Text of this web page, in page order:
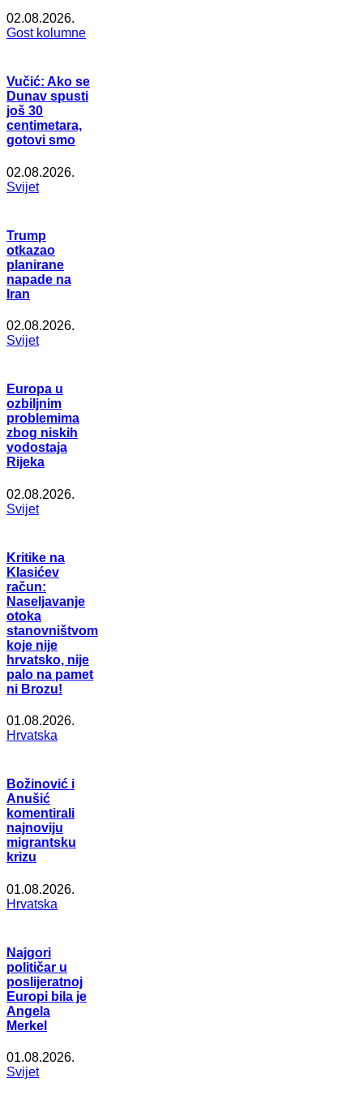
02.08.2026.
Gost kolumne
Vučić: Ako se
Dunav spusti
još 30
centimetara,
gotovi smo
02.08.2026.
Svijet
Trump
otkazao
planirane
napade na
Iran
02.08.2026.
Svijet
Europa u
ozbiljnim
problemima
zbog niskih
vodostaja
Rijeka
02.08.2026.
Svijet
Kritike na
Klasićev
račun:
Naseljavanje
otoka
stanovništvom
koje nije
hrvatsko, nije
palo na pamet
ni Brozu!
01.08.2026.
Hrvatska
Božinović i
Anušić
komentirali
najnoviju
migrantsku
krizu
01.08.2026.
Hrvatska
Najgori
političar u
poslijeratnoj
Europi bila je
Angela
Merkel
01.08.2026.
Svijet